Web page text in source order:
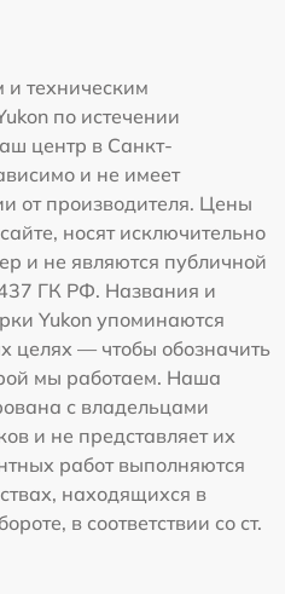
техническим
по истечении
центр в Санкт-
и не имеет
от производителя. Цены
носят исключительно
и не являются публичной
ГК РФ. Названия и
Yukon упоминаются
целях — чтобы обозначить
мы работаем. Наша
с владельцами
и не представляет их
работ выполняются
находящихся в
в соответствии со ст.